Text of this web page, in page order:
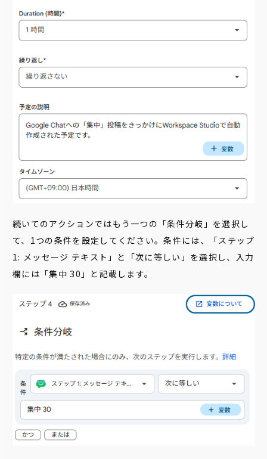
続いてのアクションではもう一つの「条件分岐」を選択し
て、1つの条件を設定してください。条件には、「ステップ
1: メッセージ テキスト」と「次に等しい」を選択し、入力
欄には「集中 30」と記載します。